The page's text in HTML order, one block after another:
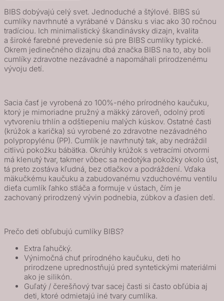
Lux
cumlíky
z
prírodného
kaučuku
veľkosť
1,
Coral
/
Ruby
BIBS dobývajú celý svet. Jednoduché a štýlové. BIBS sú
cumlíky navrhnuté a vyrábané v Dánsku s viac ako 30 ročnou
tradíciou. Ich minimalistický škandinávsky dizajn, kvalita
a široké farebné prevedenie sú pre BIBS cumlíky typické.
Okrem jedinečného dizajnu dbá značka BIBS na to, aby boli
cumlíky zdravotne nezávadné a napomáhali prirodzenému
vývoju detí.
Sacia časť je vyrobená zo 100%-ného prírodného kaučuku,
ktorý je mimoriadne pružný a mäkký zároveň, odolný proti
vytvoreniu trhlín a odštiepeniu malých kúskov. Ostatné časti
(krúžok a karička) sú vyrobené zo zdravotne nezávadného
polypropylénu (PP). Cumlík je navrhnutý tak, aby nedráždil
citlivú pokožku bábätka. Okrúhly krúžok s vetracími otvormi
má klenutý tvar, takmer vôbec sa nedotýka pokožky okolo úst,
tá preto zostáva kľudná, bez otlačkov a podráždení. Vďaka
mäkučkému kaučuku a zabudovanému vzduchovému ventilu
dieťa cumlík ľahko stláča a formuje v ústach, čím je
zachovaný prirodzený vývin podnebia, zúbkov a ďasien detí.
Prečo deti obľubujú cumlíky BIBS?
Extra ľahučký.
Výnimočná chuť prírodného kaučuku, deti ho
prirodzene uprednostňujú pred syntetickými materiálmi
ako je silikón.
Guľatý / čerešňový tvar sacej časti si často obľúbia aj
deti, ktoré odmietajú iné tvary cumlíka.